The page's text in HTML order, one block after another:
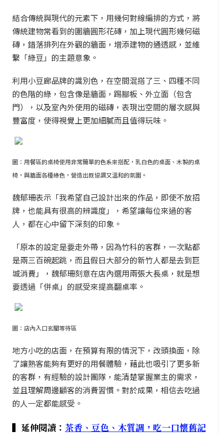
結合傳統與現代的元素下，用幾何對線編排的方式，將
傳統建物常看到的圍牆圓形花磚，加上現代圓形幾何磁
磚，錯落排列在外觀的牆面，增添建物的通透感，並維
繫「綠豆」的主題意象。
利用小豆廊品牌的識別色，在空間混搭了三、四種不同
的色階的綠，包含像是牆面，踢腳板、外立面（包含
門），以及室內外使用的磁磚，表現出空間的層次感與
豐富度，使得視覺上更加細膩而且值得玩味。
圖：用餐區的桌椅使用非常簡單的色系來搭配，乳白色的桌面、木製的桌
椅，與牆面各種綠色，營造出既協調又溫和的氛圍。
魏郁珊表示「我希望自己設計出來的作品，即使不放招
牌，也能具有很高的辨識度」，希望讓每位來過的客
人，都在心中留下深刻的印象。
「原本的設定是要走外帶，因為竹科的客群，一次點都
是兩三百碗起跳，而且假日大部分的新竹人都是去到巨
城消費」，魏郁珊刻意在店內選用兩張大長桌，就是想
要透過「併桌」的感受來提高翻桌率。
圖：店內入口玄關等待區
地方小吃的店面，在預算有限的情況下，改頭換面，除
了讓熟客能夠有更好的用餐體驗，藉此也吸引了更多新
的客群，有經驗的設計團隊，能清楚掌握業主的需求，
並且理解周邊顧客的消費習慣。對於成果，相信去吃過
的人一定都能感受。
▍延伸閱讀： 茶香、豆色、木質調，吃一口懷舊記